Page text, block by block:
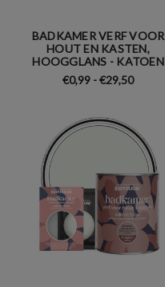
BADKAMER VERF VOOR
HOUT EN KASTEN,
HOOGGLANS - KATOEN
€0,99 - €29,50